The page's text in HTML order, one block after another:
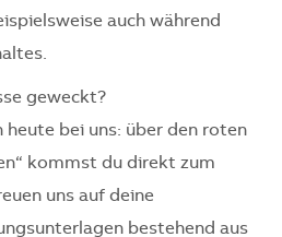
auch während
geweckt?
heute bei uns: über den roten
kommst du direkt zum
uns auf deine
bestehend aus